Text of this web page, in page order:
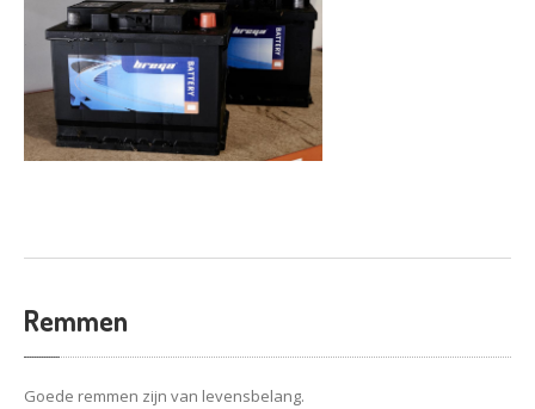
Remmen
Goede remmen zijn van levensbelang.